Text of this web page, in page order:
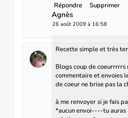
Répondre Supprimer
Agnès
26 août 2009 à 16:58
Recette simple et très
Blogs coup de coeurrrrrs
commentaire et envoies
de coeur ne brise pas la
à me renvoyer si je fais
*aucun envoi----tu